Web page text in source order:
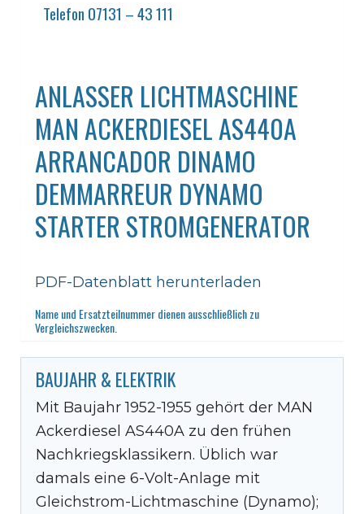
Telefon 07131 – 43 111
ANLASSER LICHTMASCHINE
MAN ACKERDIESEL AS440A
ARRANCADOR DINAMO
DEMMARREUR DYNAMO
STARTER STROMGENERATOR
PDF-Datenblatt herunterladen
Name und Ersatzteilnummer dienen ausschließlich zu
Vergleichszwecken.
BAUJAHR & ELEKTRIK
Mit Baujahr 1952-1955 gehört der MAN
Ackerdiesel AS440A zu den frühen
Nachkriegsklassikern. Üblich war
damals eine 6-Volt-Anlage mit
Gleichstrom-Lichtmaschine (Dynamo);